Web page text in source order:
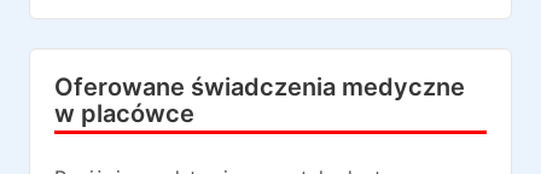
Oferowane świadczenia medyczne
w placówce